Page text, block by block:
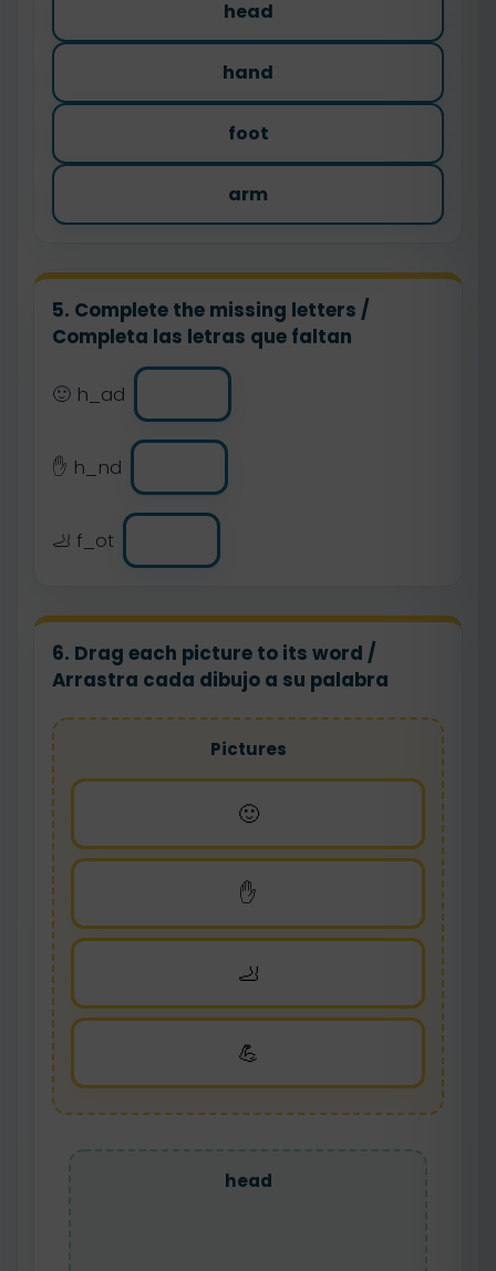
head
hand
foot
arm
5. Complete the missing letters /
Completa las letras que faltan
🙂 h_ad
✋ h_nd
🦶 f_ot
6. Drag each picture to its word /
Arrastra cada dibujo a su palabra
Pictures
🙂
✋
🦶
💪
head